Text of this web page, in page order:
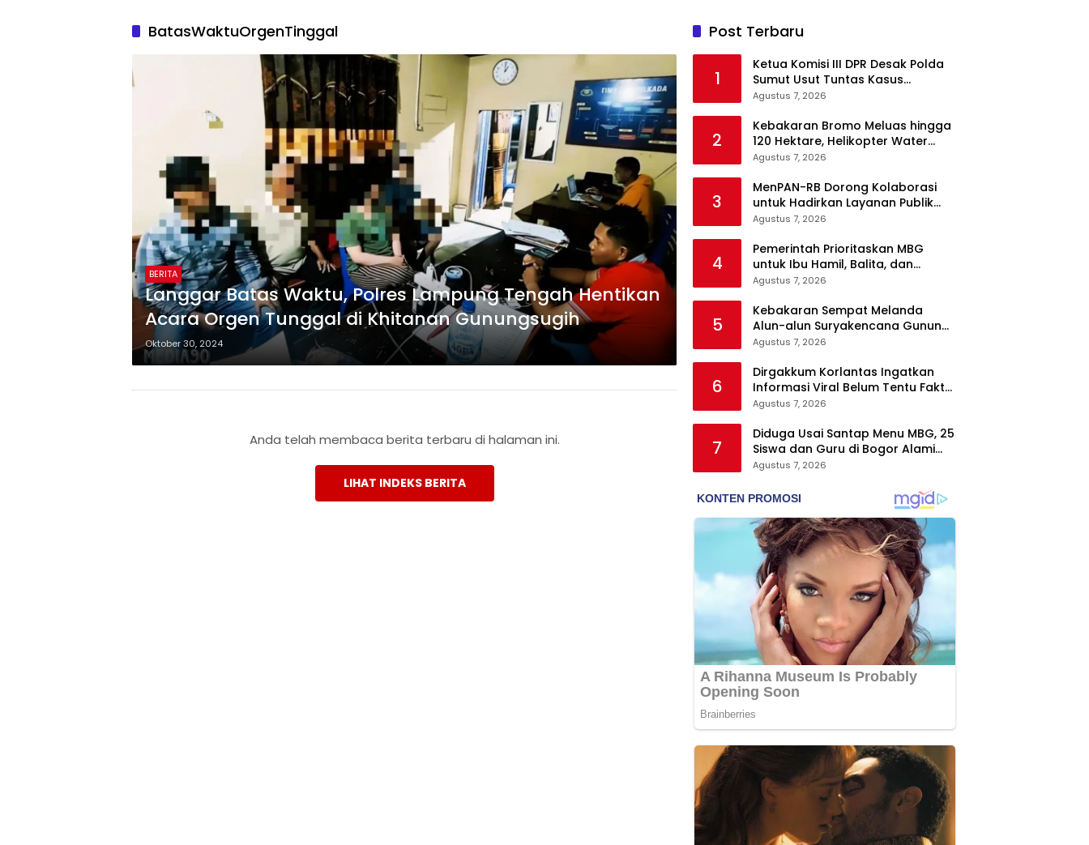
BatasWaktuOrgenTinggal
BERITA
Langgar Batas Waktu, Polres Lampung Tengah Hentikan
Acara Orgen Tunggal di Khitanan Gunungsugih
Oktober 30, 2024
Anda telah membaca berita terbaru di halaman ini.
LIHAT INDEKS BERITA
Post Terbaru
1
Ketua Komisi III DPR Desak Polda
Sumut Usut Tuntas Kasus
Kematian WL Secara Transparan
Agustus 7, 2026
2
Kebakaran Bromo Meluas hingga
120 Hektare, Helikopter Water
Bombing Disiagakan
Agustus 7, 2026
3
MenPAN-RB Dorong Kolaborasi
untuk Hadirkan Layanan Publik
yang Terintegrasi dan Inklusif
Agustus 7, 2026
4
Pemerintah Prioritaskan MBG
untuk Ibu Hamil, Balita, dan
Daerah 3T
Agustus 7, 2026
5
Kebakaran Sempat Melanda
Alun-alun Suryakencana Gunung
Gede, Api Berhasil Dipadamkan
Agustus 7, 2026
6
Dirgakkum Korlantas Ingatkan
Informasi Viral Belum Tentu Fakta,
Masyarakat Diminta Waspadai
Agustus 7, 2026
7
Diduga Usai Santap Menu MBG, 25
Siswa dan Guru di Bogor Alami
Keracunan
Agustus 7, 2026